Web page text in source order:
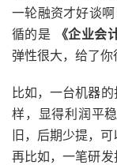
一轮融资才好谈
循的是
《企业会
弹性很大，给了你
比如，一台机器
样，显得利润平
旧，后期少提，
再比如，一笔研